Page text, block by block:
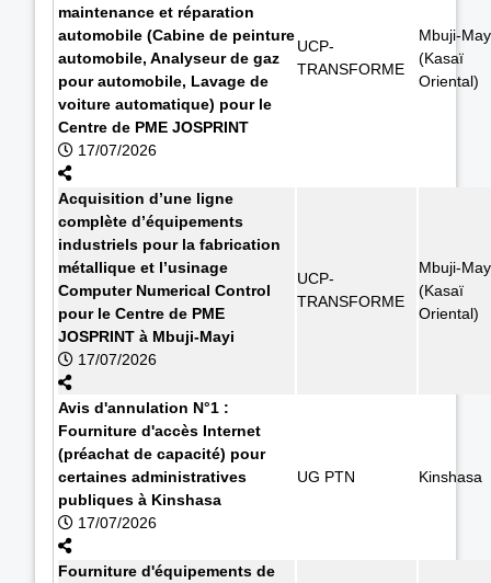
maintenance et réparation
automobile (Cabine de peinture
automobile, Analyseur de gaz
pour automobile, Lavage de
voiture automatique) pour le
Centre de PME JOSPRINT
17/07/2026
UCP-
TRANSFORME
Mbuji-
(Kasaï
Oriental)
Acquisition d’une ligne
complète d’équipements
industriels pour la fabrication
métallique et l’usinage
Computer Numerical Control
pour le Centre de PME
JOSPRINT à Mbuji-Mayi
17/07/2026
UCP-
TRANSFORME
Mbuji-
(Kasaï
Oriental)
Avis d'annulation N°1 :
Fourniture d'accès Internet
(préachat de capacité) pour
certaines administratives
publiques à Kinshasa
17/07/2026
UG PTN Kinshasa
Fourniture d'équipements de